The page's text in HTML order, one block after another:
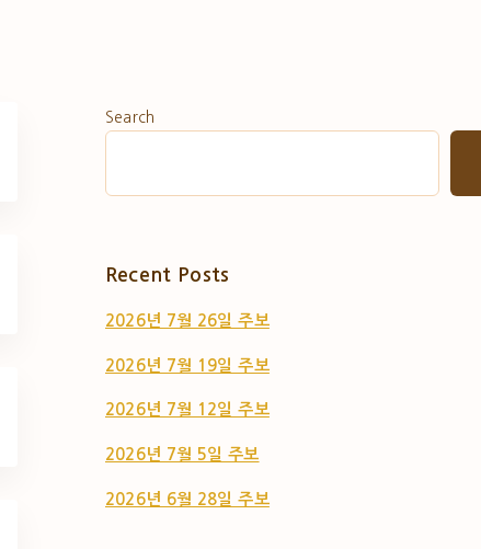
Search
Recent Posts
2026년 7월 26일 주보
2026년 7월 19일 주보
2026년 7월 12일 주보
2026년 7월 5일 주보
2026년 6월 28일 주보